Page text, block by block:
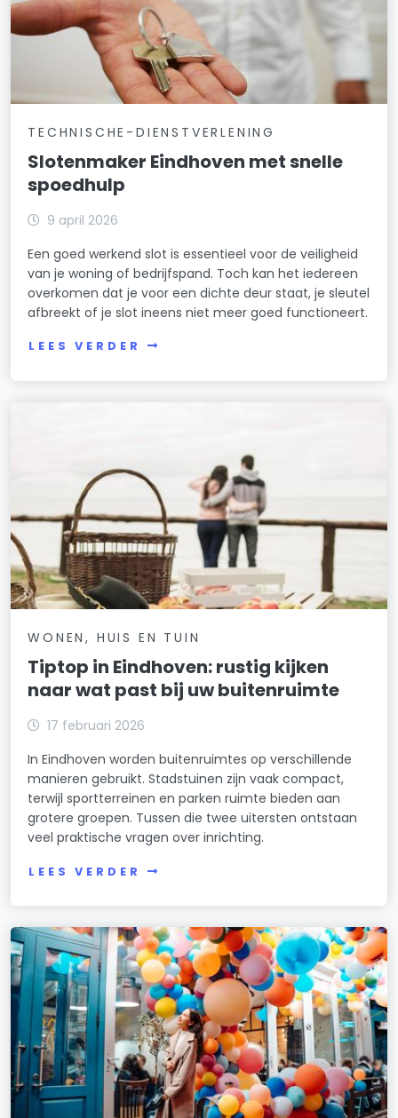
TECHNISCHE-DIENSTVERLENING
Slotenmaker Eindhoven met snelle
spoedhulp
9 april 2026
Een goed werkend slot is essentieel voor de veiligheid
van je woning of bedrijfspand. Toch kan het iedereen
overkomen dat je voor een dichte deur staat, je sleutel
afbreekt of je slot ineens niet meer goed functioneert.
LEES VERDER
WONEN, HUIS EN TUIN
Tiptop in Eindhoven: rustig kijken
naar wat past bij uw buitenruimte
17 februari 2026
In Eindhoven worden buitenruimtes op verschillende
manieren gebruikt. Stadstuinen zijn vaak compact,
terwijl sportterreinen en parken ruimte bieden aan
grotere groepen. Tussen die twee uitersten ontstaan
veel praktische vragen over inrichting.
LEES VERDER